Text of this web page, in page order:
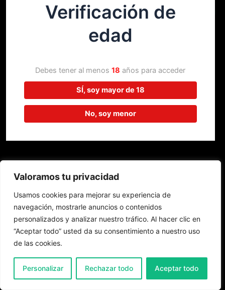
Valoramos tu privacidad
Usamos cookies para mejorar su experiencia de
navegación, mostrarle anuncios o contenidos
personalizados y analizar nuestro tráfico. Al hacer clic en
“Aceptar todo” usted da su consentimiento a nuestro uso
de las cookies.
Personalizar Rechazar todo Aceptar todo
¡Disculpa este desastre! Estamos
trabajando en algo increíble,
¡vuelve pronto!
Verificación de
edad
Debes tener al menos18 años para acceder
SÍ, soy mayor de 18
No, soy menor